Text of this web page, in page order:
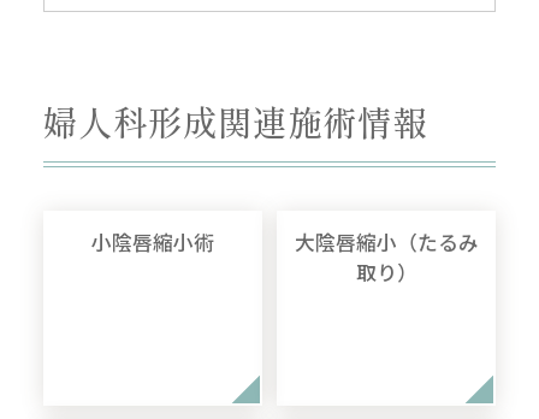
婦人科形成関連施術情報
小陰唇縮小術
大陰唇縮小（たるみ
取り）